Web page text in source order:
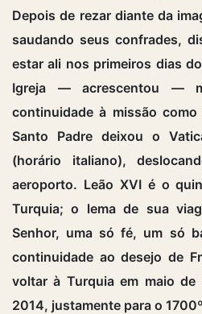
Depois de rezar diante da
saudando seus confrades,
estar ali nos primeiros dias
Igreja — acrescentou —
continuidade à missão como
Santo Padre deixou o
(horário italiano),
aeroporto. Leão XVI é o
Turquia; o lema de sua
Senhor, uma só fé, um só
continuidade ao desejo de
voltar à Turquia em maio
2014, justamente para o